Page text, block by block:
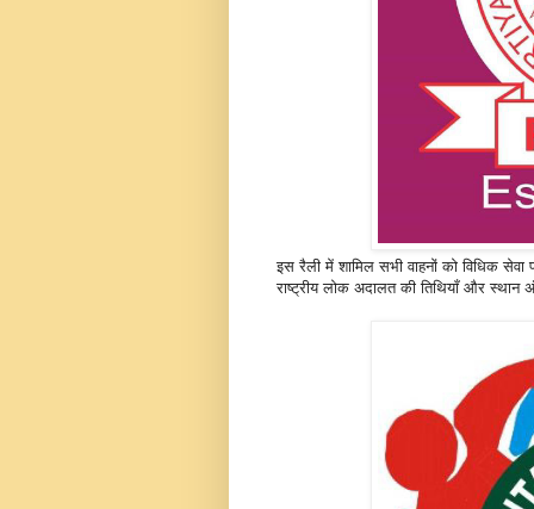
इस रैली में शामिल सभी वाहनों को विधिक
राष्ट्रीय लोक अदालत की तिथियाँ और